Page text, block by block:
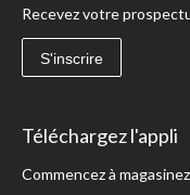
Recevez votre
S'inscrire
Téléchargez l'appli
Commencez à